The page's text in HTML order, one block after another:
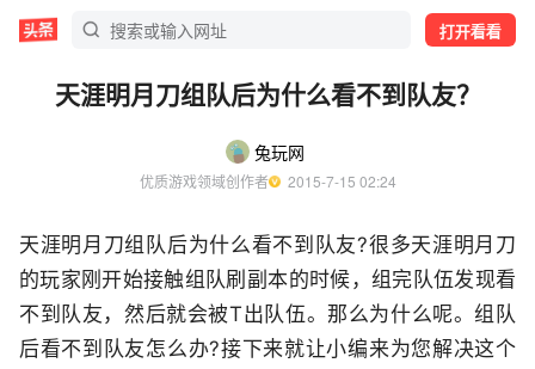
打开看看
天涯明月刀组队后为什么看不到队友？
兔玩网
优质游戏领域创作者
  2015-7-15 02:24
天涯明月刀组队后为什么看不到队友?很多天涯明月刀
的玩家刚开始接触组队刷副本的时候，组完队伍发现看
不到队友，然后就会被T出队伍。那么为什么呢。组队
后看不到队友怎么办?接下来就让小编来为您解决这个